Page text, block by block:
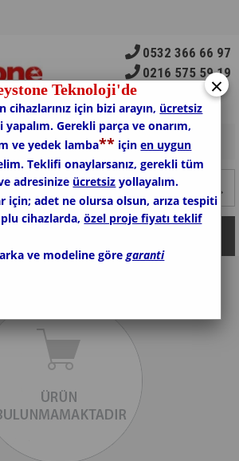
0532 366 66 97
0216 575 59 19
Sepetim 0 Ürün
×
Teknoloji'de
cihazlarınız için bizi arayın, ücretsiz
Gerekli parça ve onarım,
ve yedek lamba** içinen uygun
Teklifi onaylarsanız, gerekli tüm
adresinize ücretsiz yollayalım.
için; adet ne olursa olsun, arıza tespiti
cihazlarda,özel proje fiyatı teklif
ve modeline göregaranti